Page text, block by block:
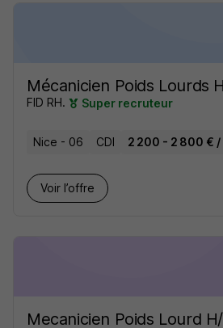
Mécanicien Poids Lourds
FID RH. Super recruteur
Nice - 06 CDI 2 200 - 2 800 € /
Voir l’offre
Mecanicien Poids Lourd